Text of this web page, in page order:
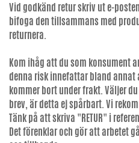
Vid godkänd retur skriv ut e-
bifoga den tillsammans med
returnera.
Kom ihåg att du som konsument
denna risk innefattar bland
kommer bort under frakt. Väljer
brev, är detta ej spårbart. Vi
Tänk på att skriva "RETUR" i
Det förenklar och gör att arbetet